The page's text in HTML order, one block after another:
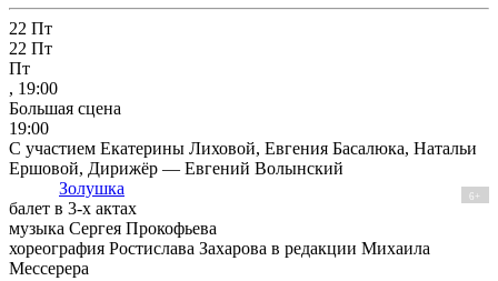
22 Пт
22 Пт
Пт
, 19:00
Большая сцена
19:00
С участием Екатерины Лиховой, Евгения Басалюка, Натальи
Ершовой, Дирижёр — Евгений Волынский
Золушка
6+
балет в 3-х актах
музыка Сергея Прокофьева
хореография Ростислава Захарова в редакции Михаила
Мессерера